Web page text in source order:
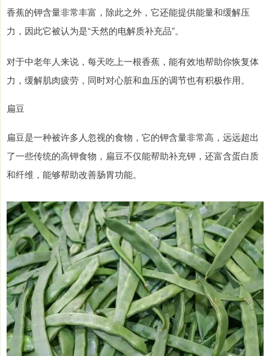
香蕉的钾含量非常丰富，除此之外，它还能提供能量和缓解压
力，因此它被认为是“天然的电解质补充品”。
对于中老年人来说，每天吃上一根香蕉，能有效地帮助你恢复体
力，缓解肌肉疲劳，同时对心脏和血压的调节也有积极作用。
扁豆
扁豆是一种被许多人忽视的食物，它的钾含量非常高，远远超出
了一些传统的高钾食物，扁豆不仅能帮助补充钾，还富含蛋白质
和纤维，能够帮助改善肠胃功能。